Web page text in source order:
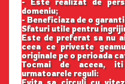
domeniu;
- Beneficiaza de o
Sfaturi utile pentru
Este de preferat sa nu
ceea ce priveste
originale pe o perioada
Tocmai de aceea,
urmatoarele reguli: